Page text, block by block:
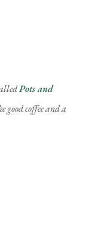
Pots and
good coffee and a